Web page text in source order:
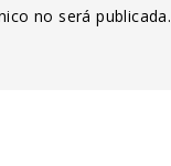
no será publicada.